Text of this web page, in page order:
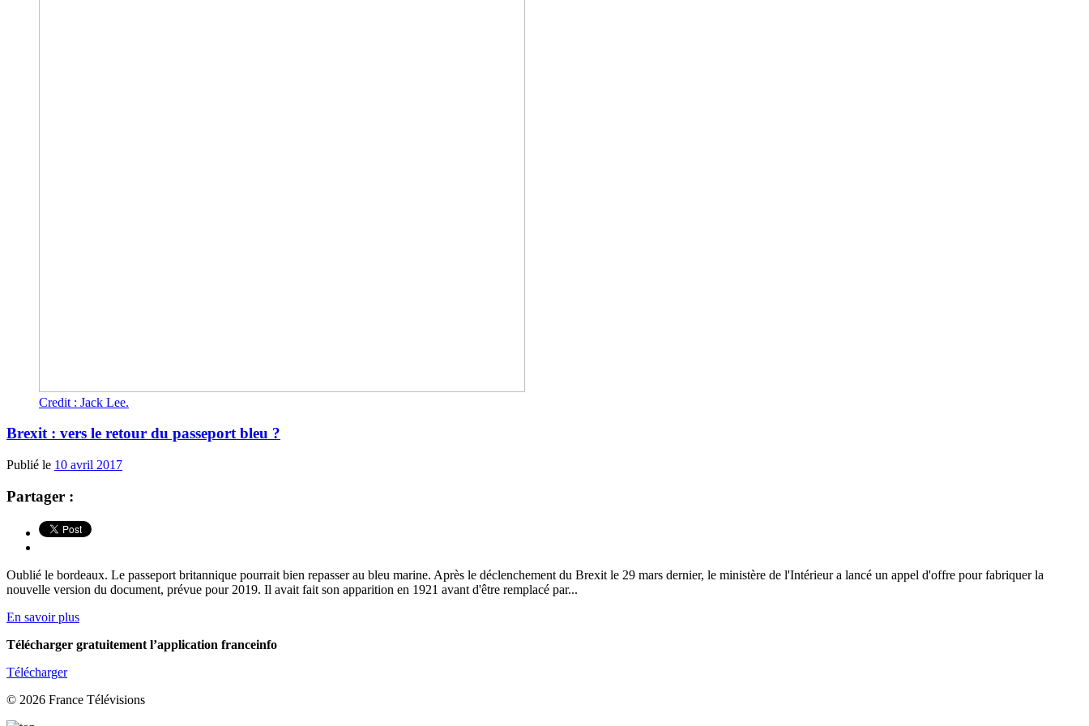
Credit : Jack Lee.
Brexit : vers le retour du passeport bleu ?
Publié le 10 avril 2017
Partager :
Oublié le bordeaux. Le passeport britannique pourrait bien repasser au bleu marine. Après le déclenchement du Brexit le 29 mars dernier, le ministère de l'Intérieur a lancé un appel d'offre pour fabriquer la
nouvelle version du document, prévue pour 2019. Il avait fait son apparition en 1921 avant d'être remplacé par...
En savoir plus
Télécharger gratuitement l’application franceinfo
Télécharger
© 2026 France Télévisions